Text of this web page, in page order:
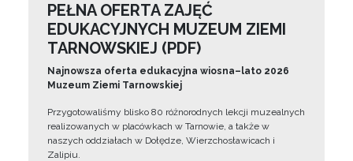
PEŁNA OFERTA ZAJĘĆ
EDUKACYJNYCH MUZEUM ZIEMI
TARNOWSKIEJ (PDF)
Najnowsza oferta edukacyjna wiosna–lato 2026
Muzeum Ziemi Tarnowskiej
Przygotowaliśmy blisko 80 różnorodnych lekcji muzealnych
realizowanych w placówkach w Tarnowie, a także w
naszych oddziałach w Dołędze, Wierzchosławicach i
Zalipiu.